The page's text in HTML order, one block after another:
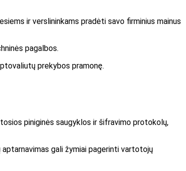
ir verslininkams pradėti savo firminius mainus
pagalbos.
prekybos pramonę.
piniginės saugyklos ir šifravimo protokolų,
gali žymiai pagerinti vartotojų